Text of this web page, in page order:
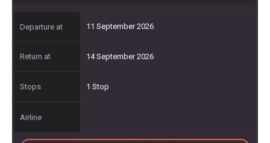
11 September 2026
14 September 2026
1 Stop